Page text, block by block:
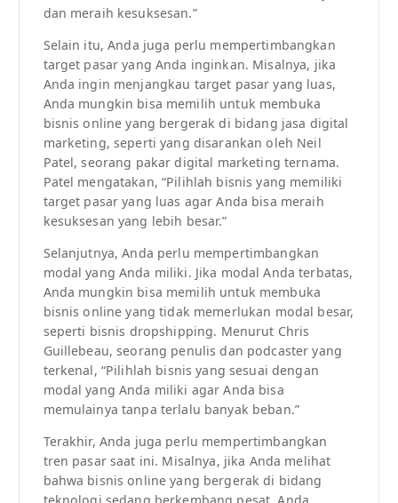
dan meraih kesuksesan.”
Selain itu, Anda juga perlu mempertimbangkan
target pasar yang Anda inginkan. Misalnya, jika
Anda ingin menjangkau target pasar yang luas,
Anda mungkin bisa memilih untuk membuka
bisnis online yang bergerak di bidang jasa digital
marketing, seperti yang disarankan oleh Neil
Patel, seorang pakar digital marketing ternama.
Patel mengatakan, “Pilihlah bisnis yang memiliki
target pasar yang luas agar Anda bisa meraih
kesuksesan yang lebih besar.”
Selanjutnya, Anda perlu mempertimbangkan
modal yang Anda miliki. Jika modal Anda terbatas,
Anda mungkin bisa memilih untuk membuka
bisnis online yang tidak memerlukan modal besar,
seperti bisnis dropshipping. Menurut Chris
Guillebeau, seorang penulis dan podcaster yang
terkenal, “Pilihlah bisnis yang sesuai dengan
modal yang Anda miliki agar Anda bisa
memulainya tanpa terlalu banyak beban.”
Terakhir, Anda juga perlu mempertimbangkan
tren pasar saat ini. Misalnya, jika Anda melihat
bahwa bisnis online yang bergerak di bidang